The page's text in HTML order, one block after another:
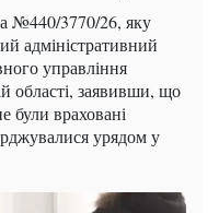
№440/3770/26, яку
адміністративний
управління
області, заявивши, що
були враховані
урядом у